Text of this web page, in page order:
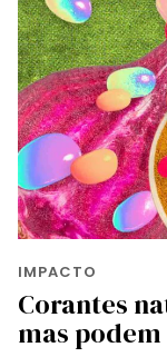
IMPACTO
Corantes
mas podem